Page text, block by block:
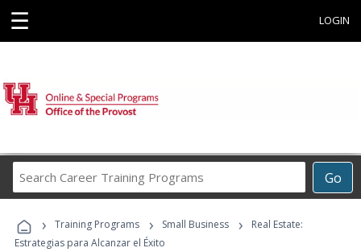
☰ LOGIN
Go
Career
Programs
› Training Programs › Small Business ›
Real Estate:
Estrategias para Alcanzar el Éxito